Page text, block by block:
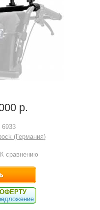
р.
6933
(Германия)
К сравнению